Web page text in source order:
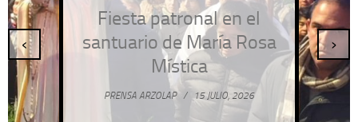
Fiesta patronal en el
santuario de María Rosa
Mística
PRENSA ARZOLAP / 15 JULIO, 2026
‹ ›